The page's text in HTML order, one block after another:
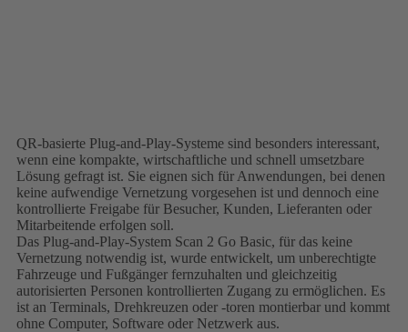
QR-basierte Plug-and-Play-Systeme sind besonders interessant,
wenn eine kompakte, wirtschaftliche und schnell umsetzbare
Lösung gefragt ist. Sie eignen sich für Anwendungen, bei denen
keine aufwendige Vernetzung vorgesehen ist und dennoch eine
kontrollierte Freigabe für Besucher, Kunden, Lieferanten oder
Mitarbeitende erfolgen soll.
Das Plug-and-Play-System Scan 2 Go Basic, für das keine
Vernetzung notwendig ist, wurde entwickelt, um unberechtigte
Fahrzeuge und Fußgänger fernzuhalten und gleichzeitig
autorisierten Personen kontrollierten Zugang zu ermöglichen. Es
ist an Terminals, Drehkreuzen oder -toren montierbar und kommt
ohne Computer, Software oder Netzwerk aus.